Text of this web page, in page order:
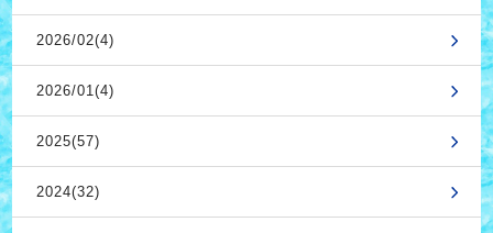
2026/02(4)
2026/01(4)
2025(57)
2024(32)